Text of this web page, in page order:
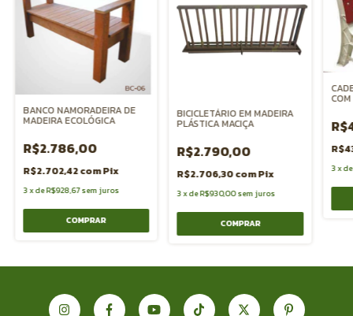
BANCO NAMORADEIRA DE
MADEIRA ECOLÓGICA
R$2.786,00
R$2.702,42comPix
3xdeR$928,67 sem juros
BICICLETÁRIO EM MADEIRA
PLÁSTICA MACIÇA
R$2.790,00
R$2.706,30comPix
3xdeR$930,00sem juros
3x